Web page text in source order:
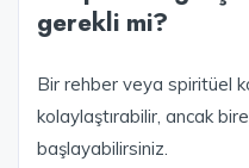
gerekli mi?
Bir rehber veya spiritüel
kolaylaştırabilir, ancak
başlayabilirsiniz.